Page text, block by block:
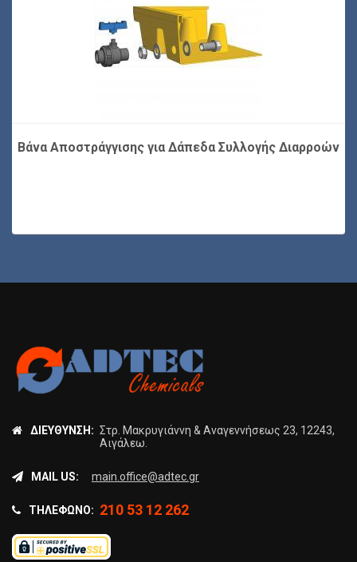
Βάνα Αποστράγγισης για Δάπεδα Συλλογής Διαρροών
ΔΙΕΎΘΥΝΣΗ: Στρ. Μακρυγιάννη & Αναγεννήσεως 23, 12243,
Αιγάλεω.
MAIL US: main.office@adtec.gr
ΤΗΛΈΦΩΝΟ: 210 53 12 262